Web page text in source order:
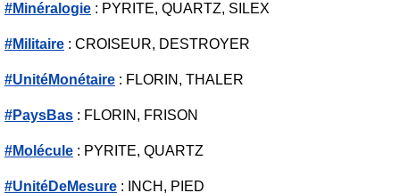
#Minéralogie : PYRITE, QUARTZ, SILEX
#Militaire : CROISEUR, DESTROYER
#UnitéMonétaire : FLORIN, THALER
#PaysBas : FLORIN, FRISON
#Molécule : PYRITE, QUARTZ
#UnitéDeMesure : INCH, PIED